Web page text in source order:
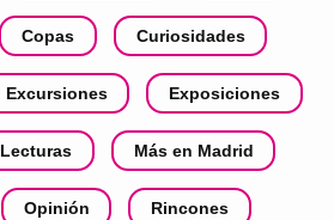
Copas Curiosidades
Excursiones Exposiciones
Lecturas Más en Madrid
Opinión Rincones